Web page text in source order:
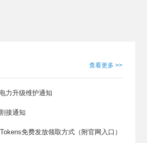
查看更多 >>
力升级维护通知
接通知
免费发放领取方式（附官网入口）